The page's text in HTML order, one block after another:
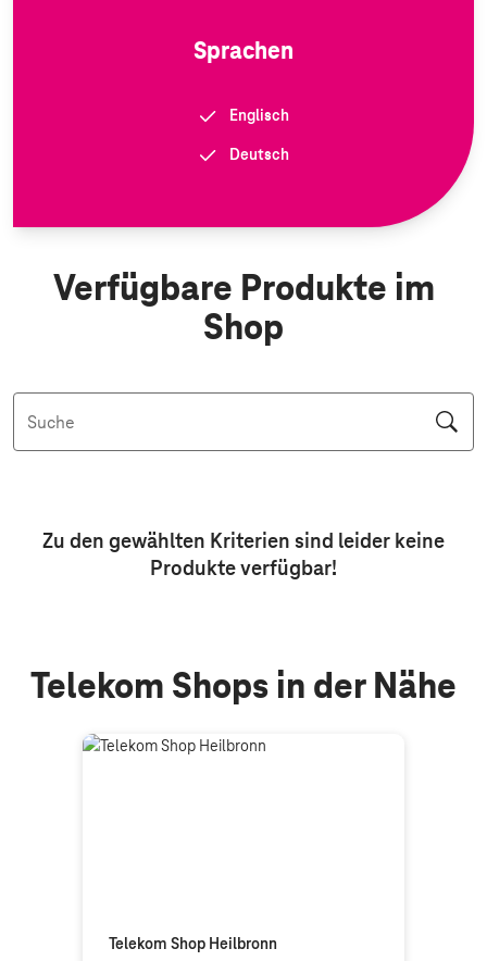
Sprachen
Englisch
Deutsch
Verfügbare Produkte im
Shop
Suche
Zu den gewählten Kriterien sind leider keine
Produkteverfügbar!
Telekom Shops in der Nähe
Telekom Shop Heilbronn